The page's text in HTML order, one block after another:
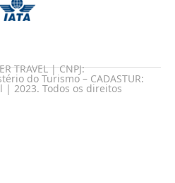
TRAVEL | CNPJ:
do Turismo – CADASTUR:
| 2023. Todos os direitos